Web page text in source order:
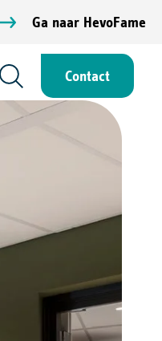
Ga naar HevoFame
Contact